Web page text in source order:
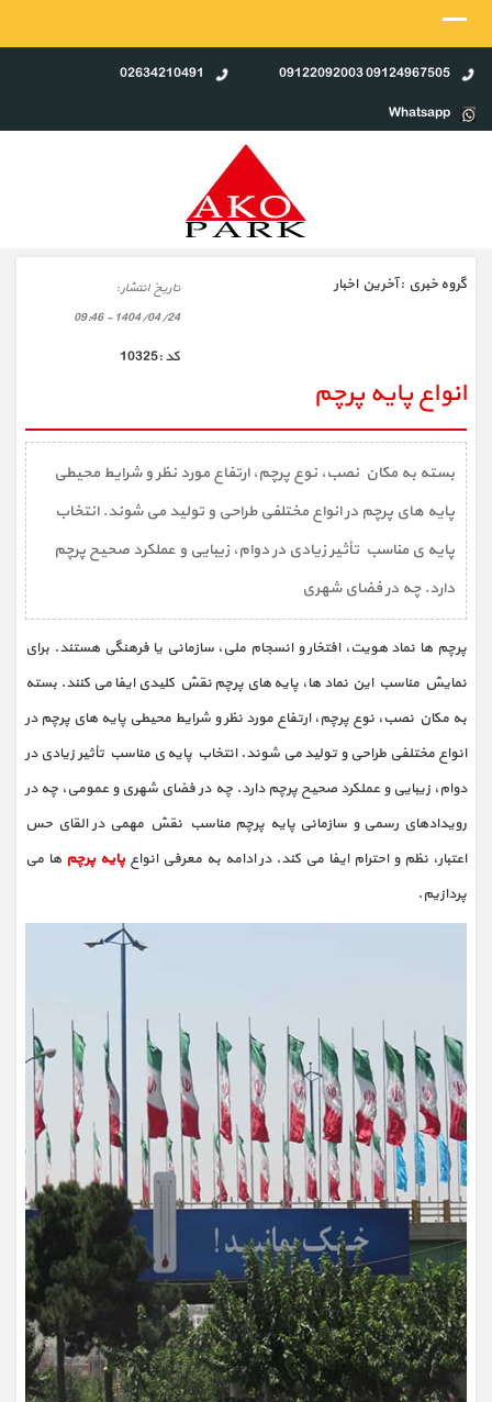
09124967505 09122092003
02634210491
Whatsapp
گروه خبري :آخرین اخبار
تاريخ انتشار :
1404/04/24 - 09:46
كد :10325
انواع پایه پرچم
بسته به مکان نصب، نوع پرچم، ارتفاع مورد نظر و شرایط محیطی
پایه‌ های پرچم در انواع مختلفی طراحی و تولید می‌ شوند. انتخاب
پایه‌ ی مناسب تأثیر زیادی در دوام، زیبایی و عملکرد صحیح پرچم
دارد. چه در فضای شهری
پرچم‌ ها نماد هویت، افتخار و انسجام ملی، سازمانی یا فرهنگی هستند. برای
نمایش مناسب این نماد ها، پایه‌ های پرچم نقش کلیدی ایفا می‌ کنند. بسته
به مکان نصب، نوع پرچم، ارتفاع مورد نظر و شرایط محیطی پایه‌ های پرچم در
انواع مختلفی طراحی و تولید می‌ شوند. انتخاب پایه‌ ی مناسب تأثیر زیادی در
دوام، زیبایی و عملکرد صحیح پرچم دارد. چه در فضای شهری و عمومی، چه در
رویدادهای رسمی و سازمانی پایه پرچم مناسب نقش مهمی در القای حس
اعتبار، نظم و احترام ایفا می‌ کند. در ادامه به معرفی انواع پایه پرچم ها می
پردازیم.